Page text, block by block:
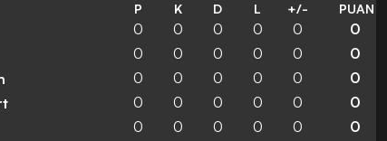
P K D L +/- PUAN
0 0 0 0 0 0
0 0 0 0 0 0
0 0 0 0 0 0
0 0 0 0 0 0
0 0 0 0 0 0